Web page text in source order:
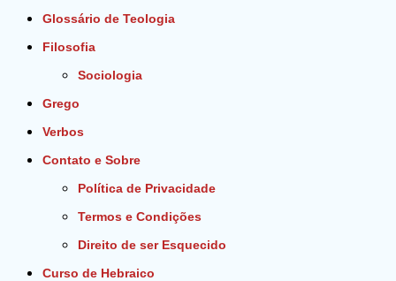
Glossário de Teologia
Filosofia
Sociologia
Grego
Verbos
Contato e Sobre
Política de Privacidade
Termos e Condições
Direito de ser Esquecido
Curso de Hebraico